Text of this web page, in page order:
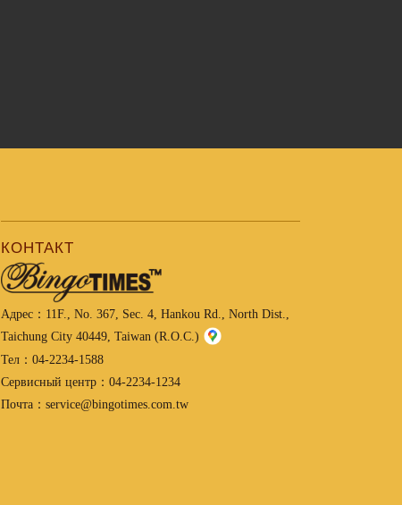
КОНТАКТ
Адрес： 11F., No. 367, Sec. 4, Hankou Rd., North Dist.,
Taichung City 40449, Taiwan (R.O.C.)
Тел：04-2234-1588
Сервисный центр：04-2234-1234
Почта：service@bingotimes.com.tw